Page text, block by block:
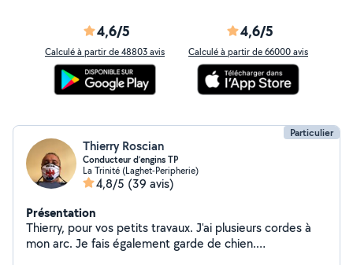
4,6/5
Calculé à partir de 48803 avis
4,6/5
Calculé à partir de 66000 avis
Particulier
Thierry Roscian
Conducteur d’engins TP
La Trinité (Laghet-Peripherie)
4,8/5 (39 avis)
Présentation
Thierry, pour vos petits travaux. J'ai plusieurs cordes à
mon arc. Je fais également garde de chien.